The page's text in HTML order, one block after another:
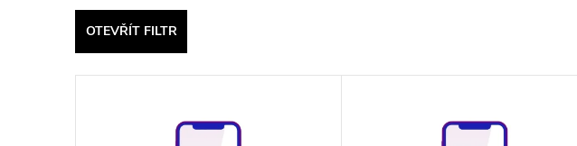
z
e
OTEVŘÍT FILTR